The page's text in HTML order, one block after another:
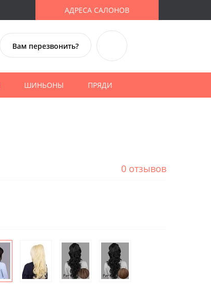
АДРЕСА САЛОНОВ
Вам перезвонить?
ШИНЬОНЫ ПРЯДИ
0 отзывов